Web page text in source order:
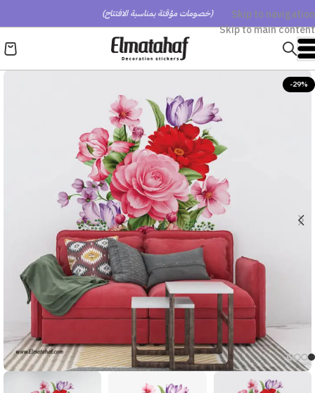
Skip to navigation
Skip to main content
(خصومات مؤقتة بمناسبة الافتتاح)
-29%